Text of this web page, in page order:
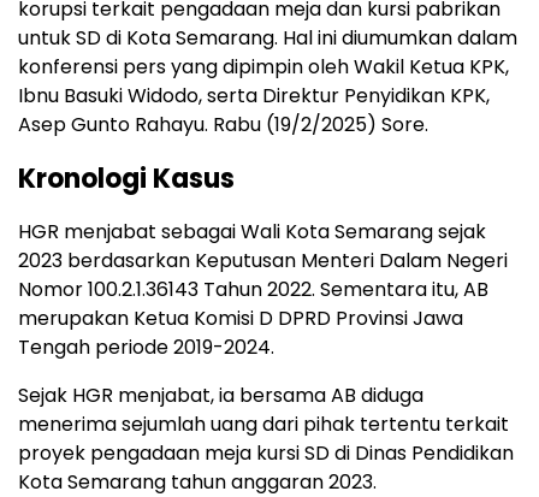
korupsi terkait pengadaan meja dan kursi pabrikan
untuk SD di Kota Semarang. Hal ini diumumkan dalam
konferensi pers yang dipimpin oleh Wakil Ketua KPK,
Ibnu Basuki Widodo, serta Direktur Penyidikan KPK,
Asep Gunto Rahayu. Rabu (19/2/2025) Sore.
Kronologi Kasus
HGR menjabat sebagai Wali Kota Semarang sejak
2023 berdasarkan Keputusan Menteri Dalam Negeri
Nomor 100.2.1.36143 Tahun 2022. Sementara itu, AB
merupakan Ketua Komisi D DPRD Provinsi Jawa
Tengah periode 2019-2024.
Sejak HGR menjabat, ia bersama AB diduga
menerima sejumlah uang dari pihak tertentu terkait
proyek pengadaan meja kursi SD di Dinas Pendidikan
Kota Semarang tahun anggaran 2023.